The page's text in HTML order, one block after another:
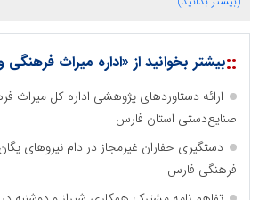
::بیشتر بخوانید از «اداره میراث
ارائه دستاوردهای پژوهشی اداره کل میراث
صنایع‌دستی استان فارس
دستگیری حفاران غیرمجاز در دام نیروهای
فرهنگی فارس